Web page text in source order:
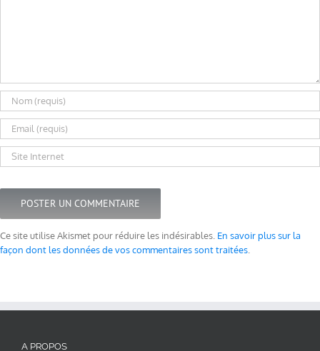
Ce site utilise Akismet pour réduire les indésirables. En savoir plus sur la
façon dont les données de vos commentaires sont traitées
A PROPOS